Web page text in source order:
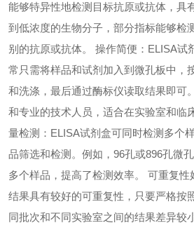
能够特异性地检测目标抗原或抗体，具
到低浓度的生物分子，部分指标能够检
别的抗原或抗体。 操作简便：ELISA试
常只需将样品和试剂加入到微孔板中，
和洗涤，最后通过酶标仪读取结果即可
和专业的技术人员，适合在实验室和临
量检测：ELISA试剂盒可同时检测多个
品筛选和检测。例如，96孔或896孔微
多个样品，提高了检测效率。 可重复性
结果具有较好的可重复性，只要严格按
同批次和不同实验室之间的结果差异较